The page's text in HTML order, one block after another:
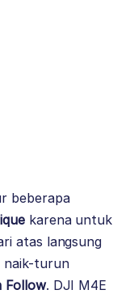
beberapa
karena untuk
atas langsung
naik-turun
Follow. DJI M4E